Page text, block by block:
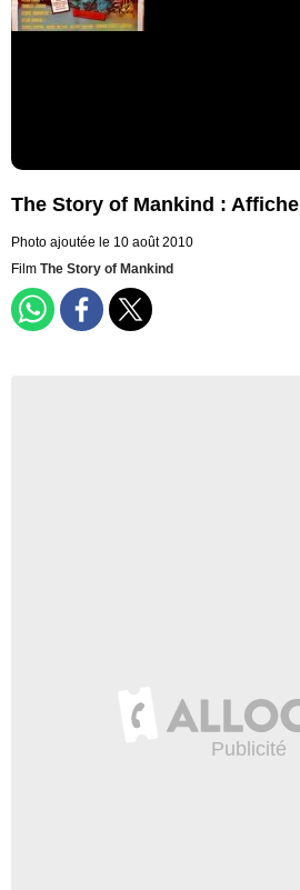
The Story of Mankind : Affiche
Photo ajoutée le 10 août 2010
Film The Story of Mankind